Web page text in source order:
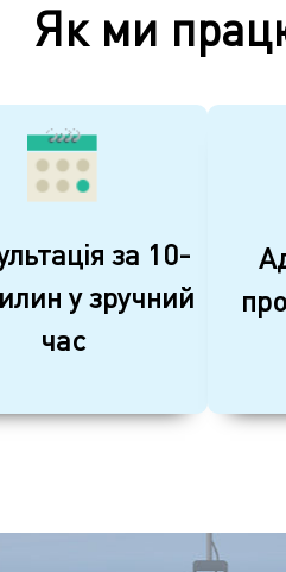
Як ми
за 10-
у зручний
час